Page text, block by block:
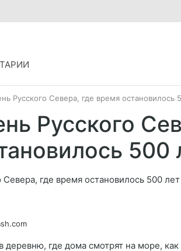
Русского Севера, где время остановилось
Русского
500
деревню, где дома смотрят на море, как